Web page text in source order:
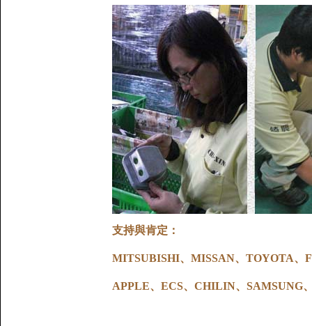
支持與肯定：
MITSUBISHI、MISSAN、TOYOTA
APPLE、ECS、CHILIN、SAMSUNG